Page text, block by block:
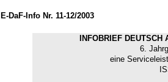
E-DaF-Info Nr. 11-12/2003
INFOBRIEF DEUTSCH
6.
eine